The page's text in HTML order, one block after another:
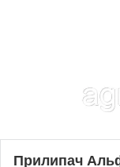
Прилипач